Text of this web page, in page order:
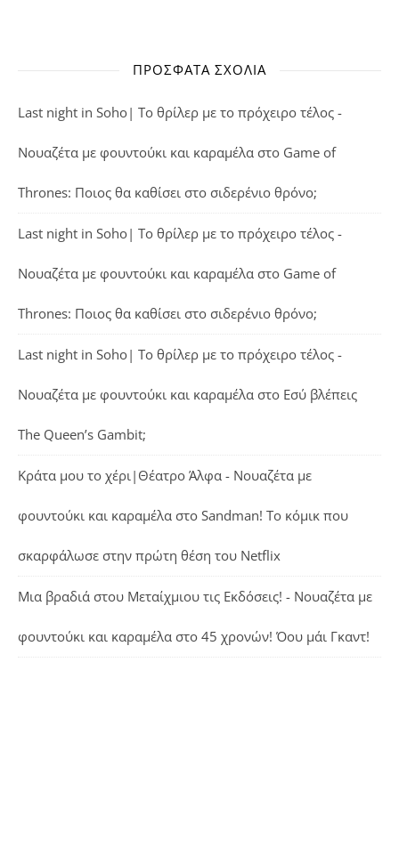
ΠΡΌΣΦΑΤΑ ΣΧΌΛΙΑ
Last night in Soho| Το θρίλερ με το πρόχειρο τέλος -
Νουαζέτα με φουντούκι και καραμέλα στο Game of
Thrones: Ποιος θα καθίσει στο σιδερένιο θρόνο;
Last night in Soho| Το θρίλερ με το πρόχειρο τέλος -
Νουαζέτα με φουντούκι και καραμέλα στο Game of
Thrones: Ποιος θα καθίσει στο σιδερένιο θρόνο;
Last night in Soho| Το θρίλερ με το πρόχειρο τέλος -
Νουαζέτα με φουντούκι και καραμέλα στο Εσύ βλέπεις
The Queen’s Gambit;
Κράτα μου το χέρι|Θέατρο Άλφα - Νουαζέτα με
φουντούκι και καραμέλα στο Sandman! Το κόμικ που
σκαρφάλωσε στην πρώτη θέση του Netflix
Μια βραδιά στου Μεταίχμιου τις Εκδόσεις! - Νουαζέτα με
φουντούκι και καραμέλα στο 45 χρονών! Όου μάι Γκαντ!